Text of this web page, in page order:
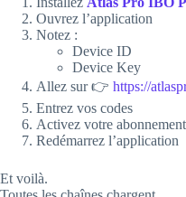
Ouvrez l’application
Notez :
Device ID
Device Key
Allez sur 👉 https://
Entrez vos codes
Activez votre abonnement
Redémarrez l’application
Et voilà.